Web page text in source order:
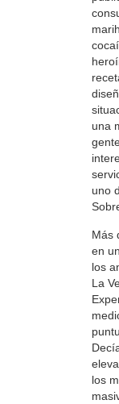
una
uno
Más
en
los
La
los